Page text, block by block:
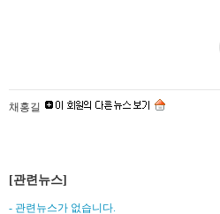
채홍길
[관련뉴스]
- 관련뉴스가 없습니다.